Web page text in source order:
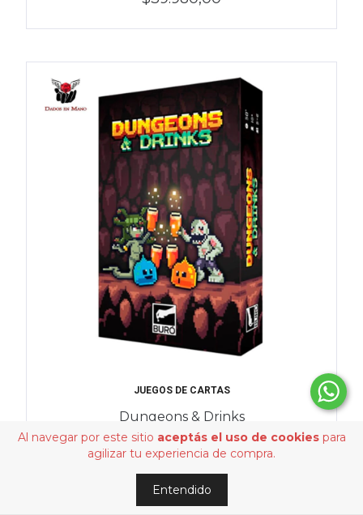
Al navegar por este sitio aceptás el uso de cookiespara
agilizar tu experiencia de compra.
Entendido
JUEGOS DE CARTAS
Dungeons & Drinks
$34.980,00